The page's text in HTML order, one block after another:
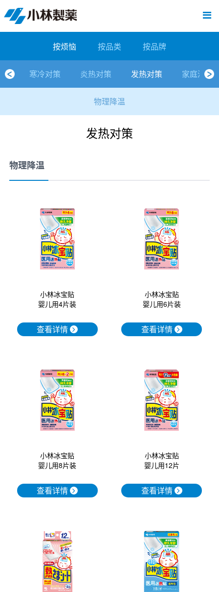
至
按烦恼 按品类 按品牌
寒冷对策 炎热对策 发热对策 家庭清洁
物理降温
发热对策
物理降温
小林冰宝贴
婴儿用4片装
查看详情
小林冰宝贴
婴儿用6片装
查看详情
小林冰宝贴
婴儿用8片装
查看详情
小林冰宝贴
婴儿用12片
查看详情
公司简介
董事长寄语
独特的企业模式
公司沿革
国内主要据点
产品展示
按品类
按品牌
按烦恼
炎热对策
发热对策
房间异味·芳香
管道异味·清洁
清洁消毒
其他烦恼
寒冷对策
暖手暖脚
生理期
炎热对策
发热对策
家庭清洁
马桶清洁（便器用）
排水管清洁
厕所/马桶异味
厕所消臭
即时消臭
房间异味·芳香
宠物消臭
无味消臭
管道异味·清洁
管道异味·清洁
清洁消毒
口腔消毒
清洁纸
口腔护理
其他烦恼
按品类
退热贴
芳香·消臭剂
消毒品
口腔护理
暖手暖脚系列
生理期系列
退热贴
儿童用
成人用
芳香·消臭剂
房间用
宠物用
个人护理
清凉降温
安睡
洗净用品
管道清洁
家居用品清洁
消毒品
口腔消毒
口腔护理
按品牌
无香空间
洗净丸
洁内宝
刻立洁
暖宝宝
Sawaday小林消臭元
新闻中心
2025
2024
2021
2020